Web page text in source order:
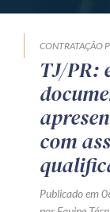
CONTRATAÇÃO
TJ/PR:
com
Publicado em